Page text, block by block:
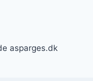
asparges.dk